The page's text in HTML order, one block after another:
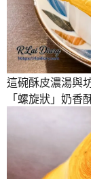
這碗酥皮濃湯與
「螺旋狀」奶香